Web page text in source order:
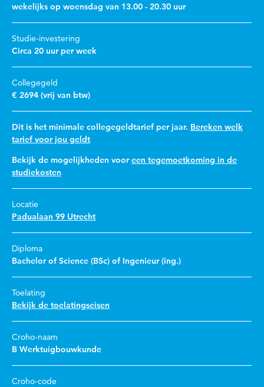
wekelijks op woensdag van 13.00 - 20.30 uur
Studie-investering
Circa 20 uur per week
Collegegeld
€ 2694 (vrij van btw)
Dit is het minimale collegegeldtarief per jaar. Bereken welk
tarief voor jou geldt
Bekijk de mogelijkheden vooreen tegemoetkoming in de
studiekosten
Locatie
Padualaan 99 Utrecht
Diploma
Bachelor of Science (BSc) of Ingenieur (ing.)
Toelating
Bekijk de toelatingseisen
Croho-naam
B Werktuigbouwkunde
Croho-code